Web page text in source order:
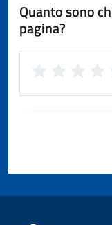
Quanto sono
pagina?